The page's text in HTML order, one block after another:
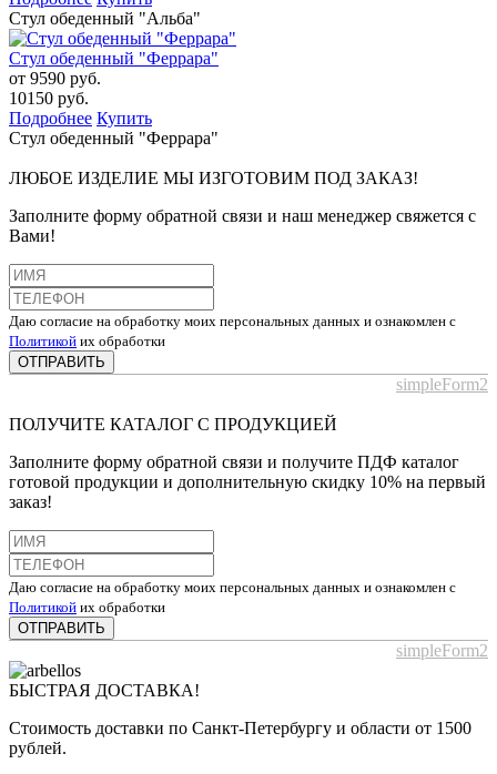
Стул обеденный "Альба"
Стул обеденный "Феррара"
от 9590 руб.
10150 руб.
Подробнее Купить
Стул обеденный "Феррара"
ЛЮБОЕ ИЗДЕЛИЕ МЫ ИЗГОТОВИМ ПОД ЗАКАЗ!
Заполните форму обратной связи и наш менеджер свяжется с
Вами!
Даю согласие на обработку моих персональных данных и ознакомлен с
Политикой их обработки
ОТПРАВИТЬ
simpleForm2
ПОЛУЧИТЕ КАТАЛОГ С ПРОДУКЦИЕЙ
Заполните форму обратной связи и получите ПДФ каталог
готовой продукции и дополнительную скидку 10% на первый
заказ!
Даю согласие на обработку моих персональных данных и ознакомлен с
Политикой их обработки
ОТПРАВИТЬ
simpleForm2
БЫСТРАЯ ДОСТАВКА!
Стоимость доставки по Санкт-Петербургу и области от 1500
рублей.